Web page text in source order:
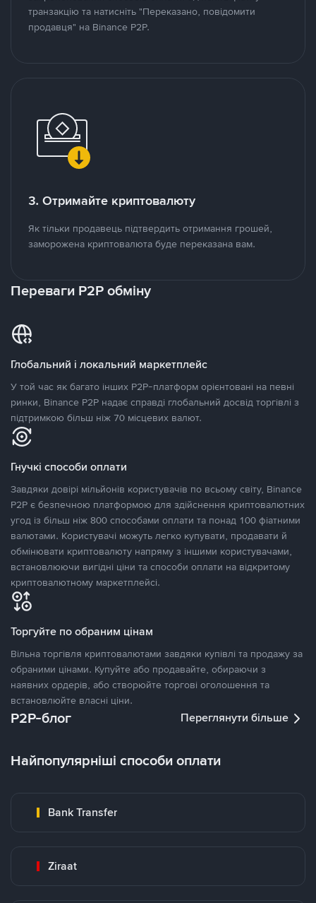
транзакцію та натисніть "Переказано, повідомити
продавця" на Binance P2P.
3. Отримайте криптовалюту
Як тільки продавець підтвердить отримання грошей,
заморожена криптовалюта буде переказана вам.
Переваги P2P обміну
Глобальний і локальний маркетплейс
У той час як багато інших P2P-платформ орієнтовані на певні
ринки, Binance P2P надає справді глобальний досвід торгівлі з
підтримкою більш ніж 70 місцевих валют.
Гнучкі способи оплати
Завдяки довірі мільйонів користувачів по всьому світу, Binance
P2P є безпечною платформою для здійснення криптовалютних
угод із більш ніж 800 способами оплати та понад 100 фіатними
валютами. Користувачі можуть легко купувати, продавати й
обмінювати криптовалюту напряму з іншими користувачами,
встановлюючи вигідні ціни та способи оплати на відкритому
криптовалютному маркетплейсі.
Торгуйте по обраним цінам
Вільна торгівля криптовалютами завдяки купівлі та продажу за
обраними цінами. Купуйте або продавайте, обираючи з
наявних ордерів, або створюйте торгові оголошення та
встановлюйте власні ціни.
P2P-блог Переглянути більше
Найпопулярніші способи оплати
Bank Transfer
Ziraat